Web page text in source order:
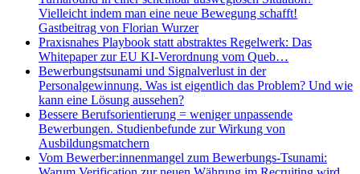
Vielleicht indem man eine neue Bewegung schafft!
Gastbeitrag von Florian Wurzer
Praxisnahes Playbook statt abstraktes Regelwerk: Das
Whitepaper zur EU KI-Verordnung vom Queb…
Bewerbungstsunami und Signalverlust in der
Personalgewinnung. Was ist eigentlich das Problem? Und wie
kann eine Lösung aussehen?
Bessere Berufsorientierung = weniger unpassende
Bewerbungen. Studienbefunde zur Wirkung von
Ausbildungsmatchern
Vom Bewerber:innenmangel zum Bewerbungs-Tsunami: